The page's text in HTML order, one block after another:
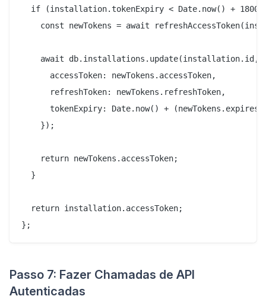
if (installation.tokenExpiry < Date.now() +
const newTokens = await
await db.installations.update(installation.id,
      accessToken: newTokens.accessToken,
      refreshToken: newTokens.refreshToken,
tokenExpiry: Date.now() +
    });
    return newTokens.accessToken;
  }
  return installation.accessToken;
Passo 7: Fazer Chamadas de API
Autenticadas